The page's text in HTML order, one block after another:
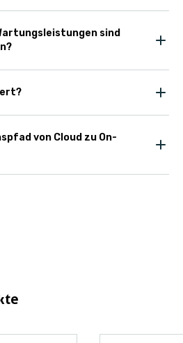
sind
von Cloud zu On-